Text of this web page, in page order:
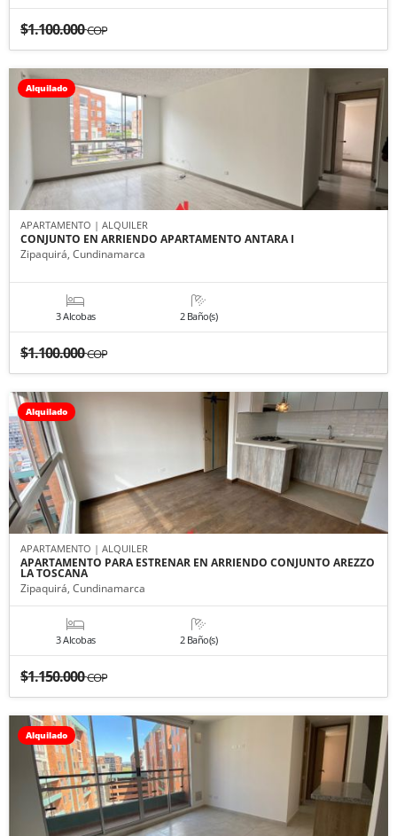
$1.100.000COP
Alquilado
APARTAMENTO | ALQUILER
CONJUNTO EN ARRIENDO APARTAMENTO ANTARA I
Zipaquirá, Cundinamarca
3 Alcobas 2 Baño(s)
$1.100.000COP
Alquilado
APARTAMENTO | ALQUILER
APARTAMENTO PARA ESTRENAR EN ARRIENDO CONJUNTO AREZZO
LA TOSCANA
Zipaquirá, Cundinamarca
3 Alcobas 2 Baño(s)
$1.150.000COP
Alquilado